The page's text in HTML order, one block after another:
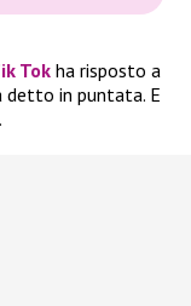
Tokha risposto a
detto in puntata. E